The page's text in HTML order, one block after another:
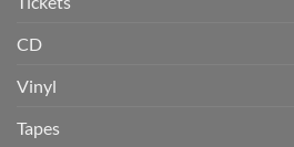
CD
Vinyl
Tapes